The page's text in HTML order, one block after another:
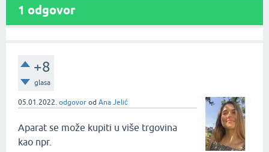
1 odgovor
+8
glasa
05.01.2022. odgovor od Ana Jelić
Aparat se može kupiti u više trgovina
kao npr.